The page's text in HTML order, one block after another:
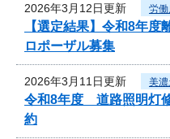
2026年3月12日更新 労
【選定結果】令和8年
ロポーザル募集
2026年3月11日更新 美
令和8年度 道路照明灯
約